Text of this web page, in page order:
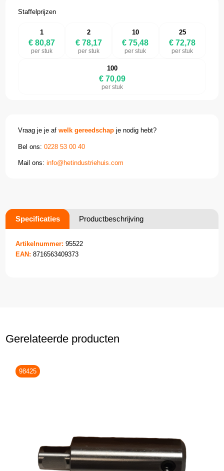
Staffelprijzen
1
€ 80,87
per stuk
2
€ 78,17
per stuk
10
€ 75,48
per stuk
25
€ 72,78
per stuk
100
€ 70,09
per stuk
Vraag je je afwelk gereedschap je nodig hebt?
Bel ons:0228 53 00 40
Mail ons:info@hetindustriehuis.com
Specificaties Productbeschrijving
Artikelnummer: 95522
EAN: 8716563409373
Gerelateerde producten
98425